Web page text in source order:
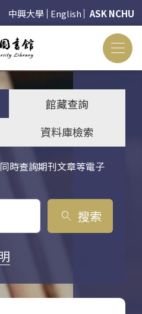
中興大學 English ASK NCHU
館藏查詢
資料庫檢索
時查詢期刊文章等電子
search 搜索